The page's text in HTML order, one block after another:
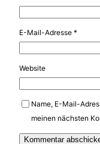
E-Mail-Adresse *
Website
Name, E-Mail-
meinen nächsten